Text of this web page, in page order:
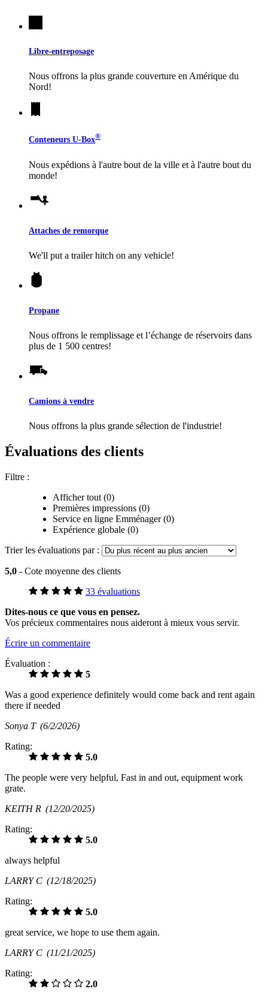
Libre-entreposage
Nous offrons la plus grande couverture en Amérique du
Nord!
Conteneurs U-Box®
Nous expédions à l'autre bout de la ville et à l'autre bout du
monde!
Attaches de remorque
We'll put a trailer hitch on any vehicle!
Propane
Nous offrons le remplissage et l’échange de réservoirs dans
plus de 1 500 centres!
Camions à vendre
Nous offrons la plus grande sélection de l'industrie!
Évaluations des clients
Filtre :
Afficher tout (0)
Premières impressions (0)
Service en ligne Emménager (0)
Expérience globale (0)
Trier les évaluations par :
5,0 - Cote moyenne des clients
33 évaluations
Dites-nous ce que vous en pensez.
Vos précieux commentaires nous aideront à mieux vous servir.
Écrire un commentaire
Évaluation :
5
Was a good experience definitely would come back and rent again
there if needed
Sonya T (6/2/2026)
Rating:
5.0
The people were very helpful, Fast in and out, equipment work
grate.
KEITH R (12/20/2025)
Rating:
5.0
always helpful
LARRY C (12/18/2025)
Rating:
5.0
great service, we hope to use them again.
LARRY C (11/21/2025)
Rating:
2.0